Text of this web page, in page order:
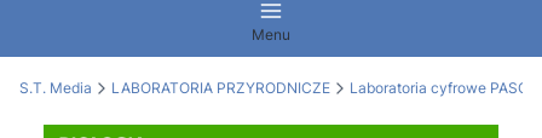
Menu
S.T. Media LABORATORIA PRZYRODNICZE Laboratoria cyfrowe PASCO